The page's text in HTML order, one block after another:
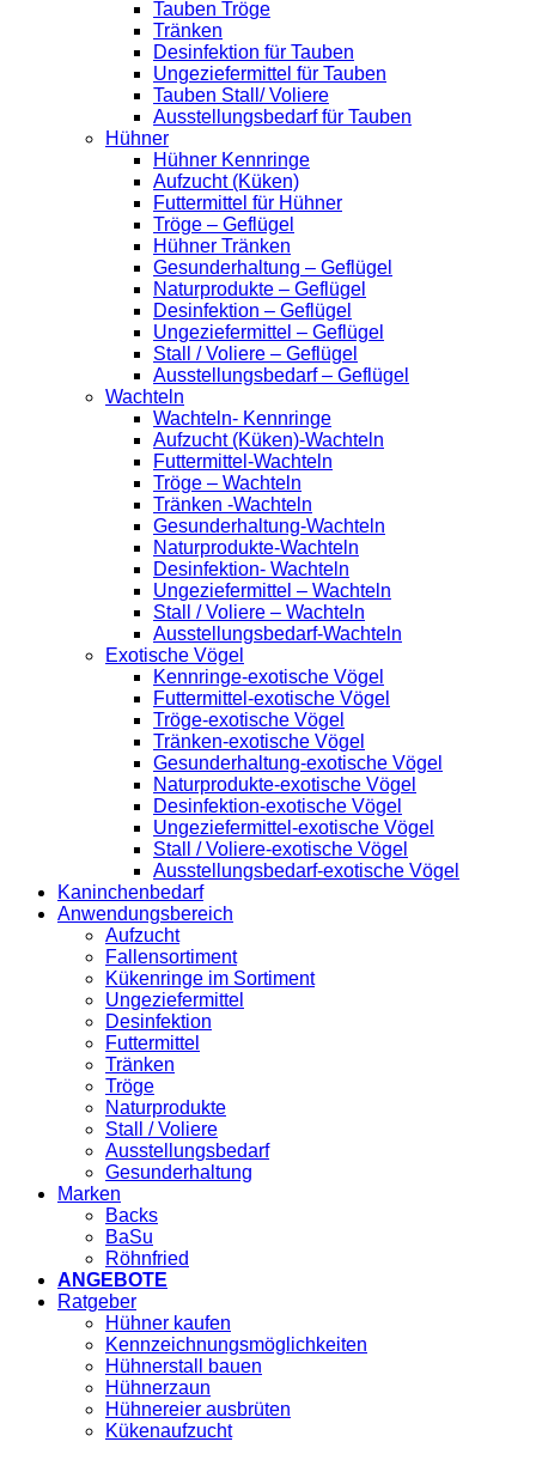
Tauben Tröge
Tränken
Desinfektion für Tauben
Ungeziefermittel für Tauben
Tauben Stall/ Voliere
Ausstellungsbedarf für Tauben
Hühner
Hühner Kennringe
Aufzucht (Küken)
Futtermittel für Hühner
Tröge – Geflügel
Hühner Tränken
Gesunderhaltung – Geflügel
Naturprodukte – Geflügel
Desinfektion – Geflügel
Ungeziefermittel – Geflügel
Stall / Voliere – Geflügel
Ausstellungsbedarf – Geflügel
Wachteln
Wachteln- Kennringe
Aufzucht (Küken)-Wachteln
Futtermittel-Wachteln
Tröge – Wachteln
Tränken -Wachteln
Gesunderhaltung-Wachteln
Naturprodukte-Wachteln
Desinfektion- Wachteln
Ungeziefermittel – Wachteln
Stall / Voliere – Wachteln
Ausstellungsbedarf-Wachteln
Exotische Vögel
Kennringe-exotische Vögel
Futtermittel-exotische Vögel
Tröge-exotische Vögel
Tränken-exotische Vögel
Gesunderhaltung-exotische Vögel
Naturprodukte-exotische Vögel
Desinfektion-exotische Vögel
Ungeziefermittel-exotische Vögel
Stall / Voliere-exotische Vögel
Ausstellungsbedarf-exotische Vögel
Kaninchenbedarf
Anwendungsbereich
Aufzucht
Fallensortiment
Kükenringe im Sortiment
Ungeziefermittel
Desinfektion
Futtermittel
Tränken
Tröge
Naturprodukte
Stall / Voliere
Ausstellungsbedarf
Gesunderhaltung
Marken
Backs
BaSu
Röhnfried
ANGEBOTE
Ratgeber
Hühner kaufen
Kennzeichnungsmöglichkeiten
Hühnerstall bauen
Hühnerzaun
Hühnereier ausbrüten
Kükenaufzucht